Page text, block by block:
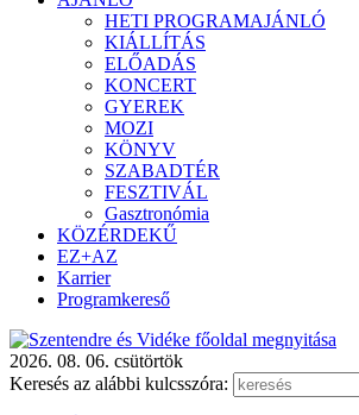
HETI PROGRAMAJÁNLÓ
KIÁLLÍTÁS
ELŐADÁS
KONCERT
GYEREK
MOZI
KÖNYV
SZABADTÉR
FESZTIVÁL
Gasztronómia
KÖZÉRDEKŰ
EZ+AZ
Karrier
Programkereső
2026. 08. 06. csütörtök
Keresés az alábbi kulcsszóra: